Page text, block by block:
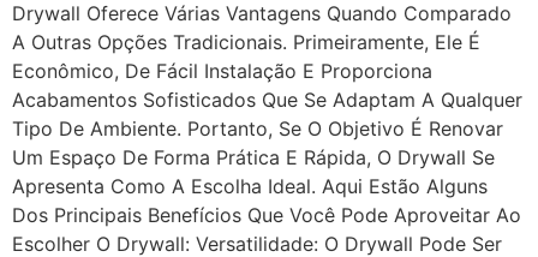
Drywall Oferece Várias Vantagens Quando Comparado
A Outras Opções Tradicionais. Primeiramente, Ele É
Econômico, De Fácil Instalação E Proporciona
Acabamentos Sofisticados Que Se Adaptam A Qualquer
Tipo De Ambiente. Portanto, Se O Objetivo É Renovar
Um Espaço De Forma Prática E Rápida, O Drywall Se
Apresenta Como A Escolha Ideal. Aqui Estão Alguns
Dos Principais Benefícios Que Você Pode Aproveitar Ao
Escolher O Drywall: Versatilidade: O Drywall Pode Ser